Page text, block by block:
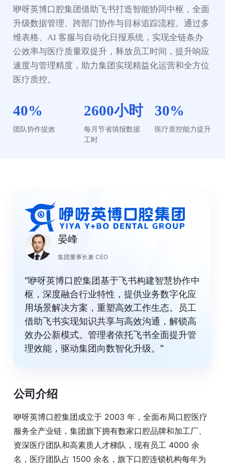
咿呀英博口腔集团借助飞书打造智能协同中枢，全面
升级数据管理、跨部门协作与目标追踪流程。通过多
维表格、AI 客服与自动化日报系统，实现全链条办
公效率与医疗质量双提升，释放员工时间，提升响应
速度与管理精度，助力集团实现精益化运营和全方位
医疗质控。
40%
团队协作提效
2600小时
每月节省填报数据
工时
30%
医疗质控能力提升
晏峰
集团董事长兼 CEO
“咿呀英博口腔集团基于飞书构建智慧协作中
枢，深度融合行业特性，提供业务数字化应
用场景解决方案，重塑高效工作生态。员工
借助飞书实现知识共享与高效沟通，解锁高
效办公新模式。管理者依托飞书全面提升管
理效能，驱动集团向数智化升级。”
公司介绍
咿呀英博口腔集团成立于 2003 年，全面布局口腔医疗
服务全产业链，集团旗下拥有数家口腔品牌和加工厂、
资深医疗团队和高素质人才梯队，现有员工 4000 余
名，医疗团队占 1500 余名，旗下口腔连锁机构每年为